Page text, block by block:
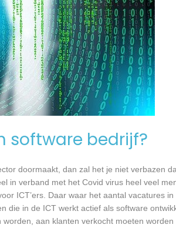
software bedrijf?
doormaakt, dan zal het je niet verbazen
in verband met het Covid virus heel veel
ICT’ers. Daar waar het aantal vacatures
die in de ICT werkt actief als software
aan klanten verkocht moeten